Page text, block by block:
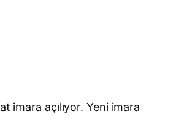
imara açılıyor. Yeni imara